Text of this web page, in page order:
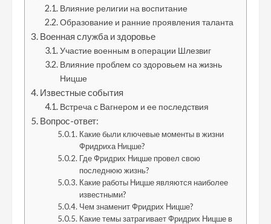
Влияние религии на воспитание
Образование и ранние проявления таланта
Военная служба и здоровье
Участие военным в операции Шлезвиг
Влияние проблем со здоровьем на жизнь
Ницше
Известные события
Встреча с Вагнером и ее последствия
Вопрос-ответ:
Какие были ключевые моменты в жизни
Фридриха Ницше?
Где Фридрих Ницше провел свою
последнюю жизнь?
Какие работы Ницше являются наиболее
известными?
Чем знаменит Фридрих Ницше?
Какие темы затрагивает Фридрих Ницше в